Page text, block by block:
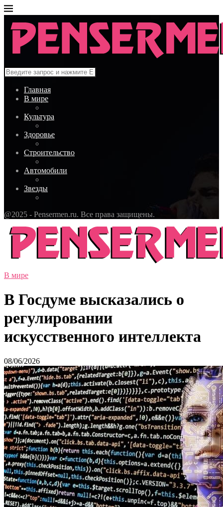
Главная
В мире
Культура
Здоровье
Строительство
Автомобили
Звезды
@2025 - Pensermen.ru. Все права защищены.
В мире
В Госдуме высказались о
регулировании
искусственного интеллекта
08/06/2026